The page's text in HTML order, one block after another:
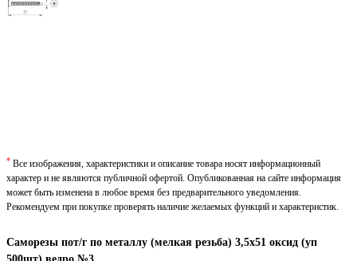
Саморезы пот/г по металлу (мелкая резьба) 3,5x51 оксид (уп
* Все изображения, характеристики и описание товара носят информационный
характер и не являются публичной офертой. Опубликованная на сайте информация
может быть изменена в любое время без предварительного уведомления.
Рекомендуем при покупке проверять наличие желаемых функций и характеристик.